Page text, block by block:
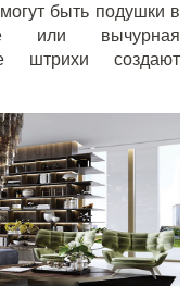
быть подушки в
или вычурная
штрихи создают